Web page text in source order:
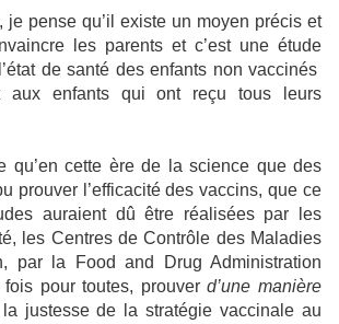
je pense qu’il existe un moyen précis et
les parents et c’est une étude
de santé des enfants non vaccinés
aux enfants qui ont reçu tous leurs
qu’en cette ère de la science que des
prouver l’efficacité des vaccins, que ce
auraient dû être réalisées par les
les Centres de Contrôle des Maladies
par la Food and Drug Administration
fois pour toutes, prouverd’une manière
justesse de la stratégie vaccinale au